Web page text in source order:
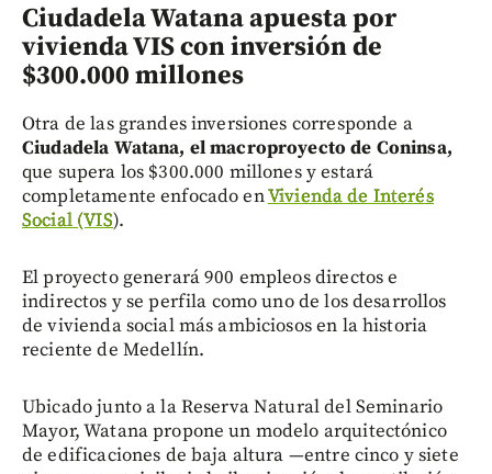
Ciudadela Watana apuesta por
vivienda VIS con inversión de
$300.000 millones
Otra de las grandes inversiones corresponde a
Ciudadela Watana, el macroproyecto de Coninsa,
que supera los $300.000 millones y estará
completamente enfocado enVivienda de Interés
Social (VIS).
El proyecto generará 900 empleos directos e
indirectos y se perfila como uno de los desarrollos
de vivienda social más ambiciosos en la historia
reciente de Medellín.
Ubicado junto a la Reserva Natural del Seminario
Mayor, Watana propone un modelo arquitectónico
de edificaciones de baja altura —entre cinco y siete